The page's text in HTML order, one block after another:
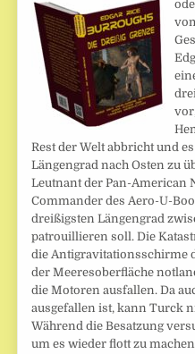
Rest der Welt abbricht und
Längengrad nach Osten zu
Leutnant der Pan-American
Commander des Aero-U-
dreißigsten Längengrad
patrouillieren soll. Die
die Antigravitationsschirme
der Meeresoberfläche
die Motoren ausfallen. Da
ausgefallen ist, kann Turck
Während die Besatzung
um es wieder flott zu